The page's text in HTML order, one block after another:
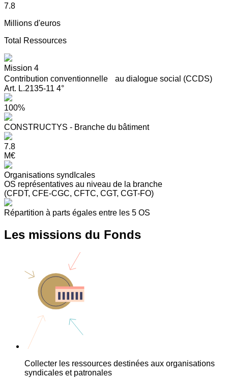
7.8
Millions d'euros
Total Ressources
Mission 4
Contribution conventionnelle au dialogue social (CCDS)
Art. L.2135-11 4°
100%
CONSTRUCTYS - Branche du bâtiment
7.8
M€
Organisations syndIcales
OS représentatives au niveau de la branche
(CFDT, CFE-CGC, CFTC, CGT, CGT-FO)
Répartition à parts égales entre les 5 OS
Les missions du Fonds
Collecter les ressources destinées aux organisations
syndicales et patronales